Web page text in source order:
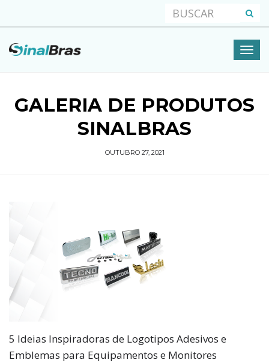
GALERIA DE PRODUTOS
SINALBRAS
OUTUBRO 27, 2021
5 Ideias Inspiradoras de Logotipos Adesivos e
Emblemas para Equipamentos e Monitores